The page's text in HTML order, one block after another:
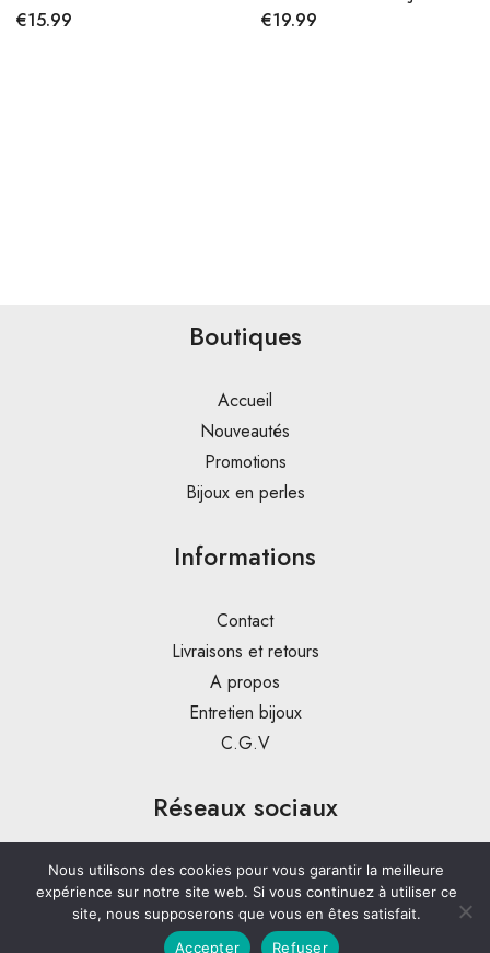
€15.99 €19.99
Boutiques
Accueil
Nouveautés
Promotions
Bijoux en perles
Informations
Contact
Livraisons et retours
A propos
Entretien bijoux
C.G.V
Réseaux sociaux
Nous utilisons des cookies pour vous garantir la meilleure
expérience sur notre site web. Si vous continuez à utiliser ce
site, nous supposerons que vous en êtes satisfait.
Accepter
Refuser